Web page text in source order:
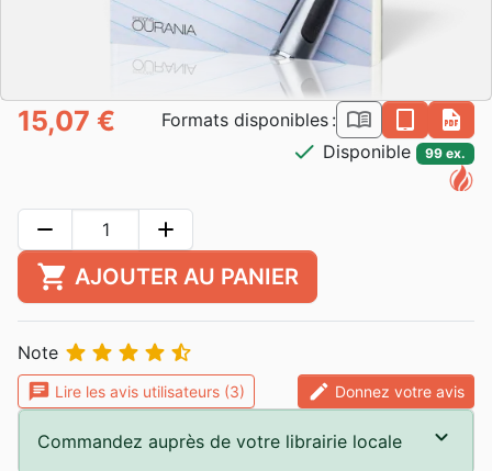
15,07 € Formats disponibles : book_open epub
pdf
check Disponible 99 ex.
remove add
shopping_cart AJOUTER AU PANIER
Note     
chat Lire les avis utilisateurs (3) edit Donnez votre avis
Commandez auprès de votre librairie locale